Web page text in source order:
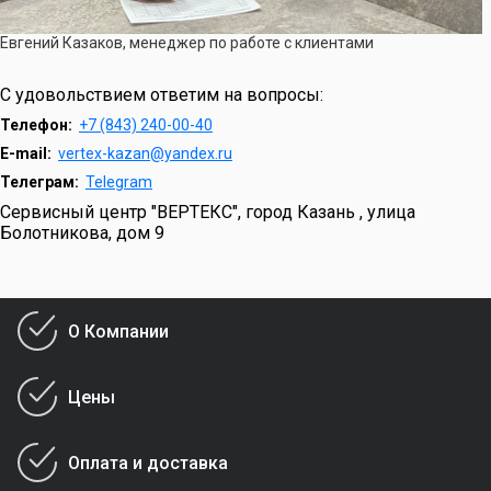
Евгений Казаков, менеджер по работе с клиентами
С удовольствием ответим на вопросы:
Телефон: +7 (843) 240-00-40
E-mail: vertex-kazan@yandex.ru
Телеграм: Telegram
Сервисный центр "ВЕРТЕКС", город Казань , улица
Болотникова, дом 9
О Компании
Цены
Оплата и доставка